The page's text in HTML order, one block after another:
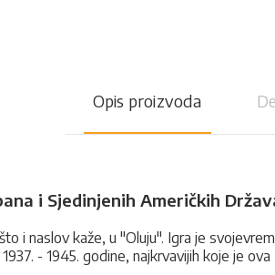
Opis proizvoda
i Sjedinjenih Američkih
i naslov kaže, u "Oluju". Igra je
- 1945. godine, najkrvavijih koje je ova